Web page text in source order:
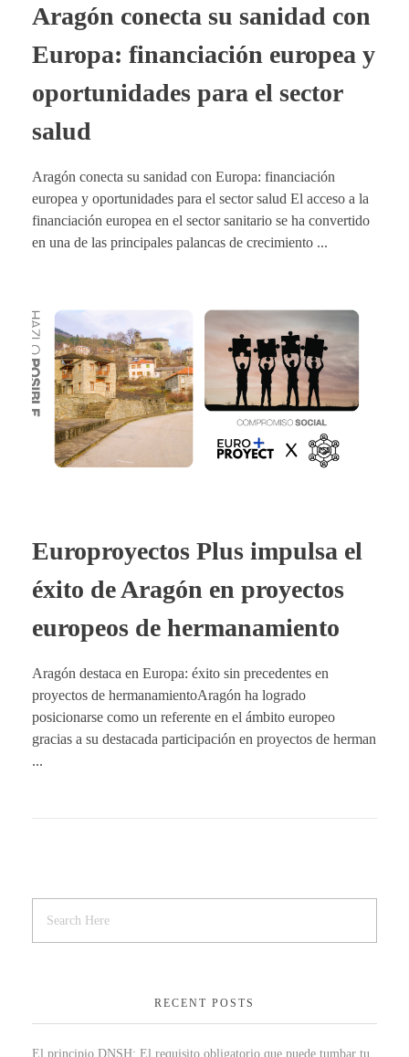
Aragón conecta su sanidad con
Europa: financiación europea y
oportunidades para el sector
salud
Aragón conecta su sanidad con Europa: financiación
europea y oportunidades para el sector salud El acceso a la
financiación europea en el sector sanitario se ha convertido
en una de las principales palancas de crecimiento ...
Europroyectos Plus impulsa el
éxito de Aragón en proyectos
europeos de hermanamiento
Aragón destaca en Europa: éxito sin precedentes en
proyectos de hermanamientoAragón ha logrado
posicionarse como un referente en el ámbito europeo
gracias a su destacada participación en proyectos de herman
...
RECENT POSTS
El principio DNSH: El requisito obligatorio que puede tumbar tu